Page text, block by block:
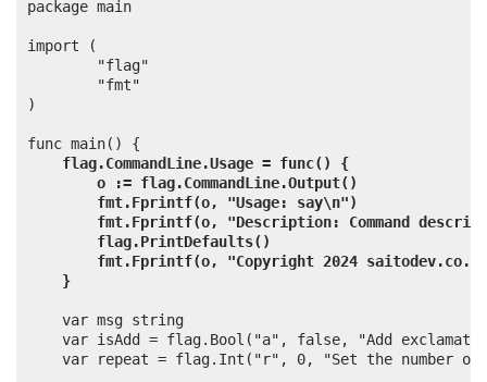
package main
import (
        "flag"
        "fmt"
)
func main() {
flag.CommandLine.Usage = func() {
o := flag.CommandLine.Output()
fmt.Fprintf(o, "Usage: say\n")
fmt.Fprintf(o, "Description: Command
flag.PrintDefaults()
fmt.Fprintf(o, "Copyright 2024
}